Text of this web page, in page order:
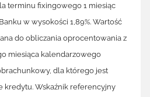
terminu fixingowego 1 miesiąc
w wysokości 1,89%. Wartość
do obliczania oprocentowania z
miesiąca kalendarzowego
dla którego jest
kredytu. Wskaźnik referencyjny